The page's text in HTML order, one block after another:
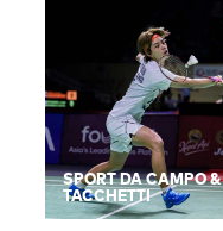
SPORT DA CAMPO &
TACCHETTI